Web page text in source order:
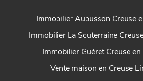
Immobilier Aubusson Creuse
Immobilier La Souterraine
Immobilier Guéret Creuse
Vente maison en Creuse